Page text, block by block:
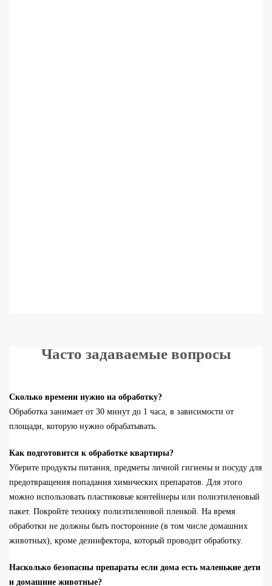
Часто задаваемые вопросы
Сколько времени нужно на обработку?
Обработка занимает от 30 минут до 1 часа, в зависимости от
площади, которую нужно обрабатывать.
Как подготовится к обработке квартиры?
Уберите продукты питания, предметы личной гигиены и посуду для
предотвращения попадания химических препаратов. Для этого
можно использовать пластиковые контейнеры или полиэтиленовый
пакет. Покройте технику полиэтиленовой пленкой. На время
обработки не должны быть посторонние (в том числе домашних
животных), кроме дезинфектора, который проводит обработку.
Насколько безопасны препараты если дома есть маленькие дети
и домашние животные?